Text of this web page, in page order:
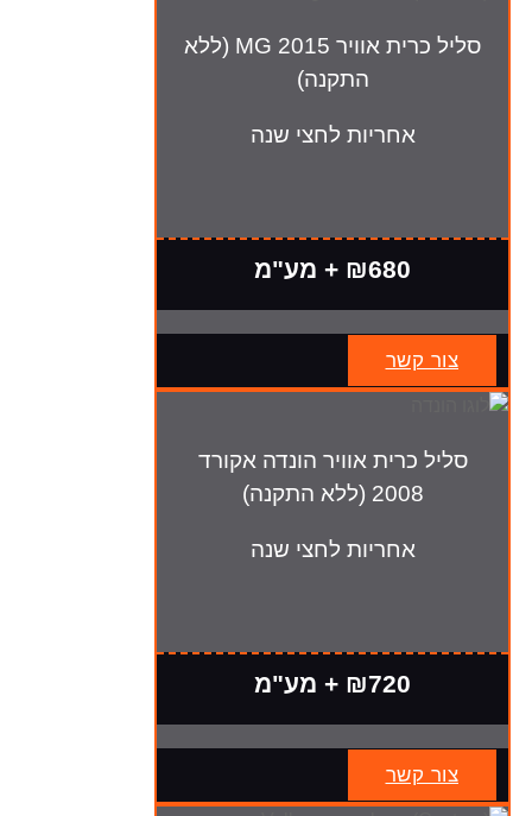
סליל כרית אוויר MG 2015 (ללא
התקנה)
אחריות לחצי שנה
₪680 + מע"מ
צור קשר
סליל כרית אוויר הונדה אקורד
2008 (ללא התקנה)
אחריות לחצי שנה
₪720 + מע"מ
צור קשר